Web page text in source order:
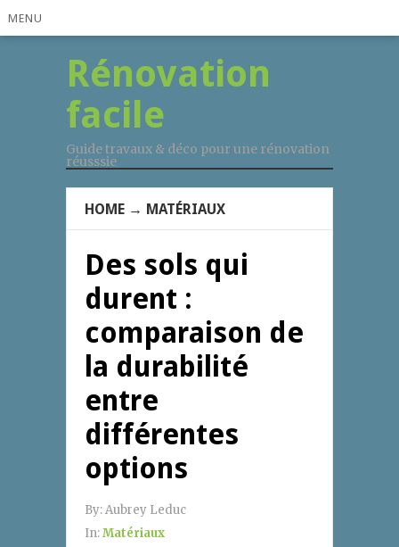
MENU
Rénovation
facile
Guide travaux & déco pour une rénovation
réusssie
HOME → MATÉRIAUX
Des sols qui
durent :
comparaison de
la durabilité
entre
différentes
options
By:Aubrey Leduc
In:Matériaux